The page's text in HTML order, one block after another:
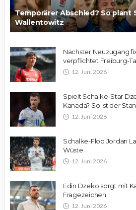
Temporärer Abschied? So plant
Wallentowitz
Nächster Neuzugang
verpflichtet Freiburg-
12. Juni 2026
Spielt Schalke-Star
Kanada? So ist der
12. Juni 2026
Schalke-Flop Jordan
Wüste
12. Juni 2026
Edin Dzeko sorgt mit
Fragezeichen
12. Juni 2026